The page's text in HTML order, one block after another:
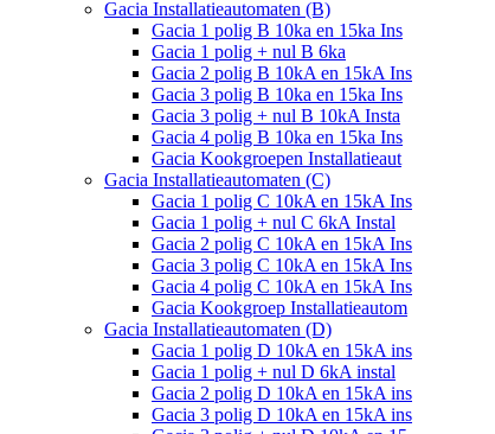
Gacia Installatieautomaten (B)
Gacia 1 polig B 10ka en 15ka Ins
Gacia 1 polig + nul B 6ka
Gacia 2 polig B 10kA en 15kA Ins
Gacia 3 polig B 10ka en 15ka Ins
Gacia 3 polig + nul B 10kA Insta
Gacia 4 polig B 10ka en 15ka Ins
Gacia Kookgroepen Installatieaut
Gacia Installatieautomaten (C)
Gacia 1 polig C 10kA en 15kA Ins
Gacia 1 polig + nul C 6kA Instal
Gacia 2 polig C 10kA en 15kA Ins
Gacia 3 polig C 10kA en 15kA Ins
Gacia 4 polig C 10kA en 15kA Ins
Gacia Kookgroep Installatieautom
Gacia Installatieautomaten (D)
Gacia 1 polig D 10kA en 15kA ins
Gacia 1 polig + nul D 6kA instal
Gacia 2 polig D 10kA en 15kA ins
Gacia 3 polig D 10kA en 15kA ins